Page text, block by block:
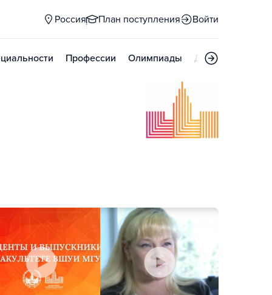
Россия План поступления Войти
Профессии Олимпиады Дни открытых